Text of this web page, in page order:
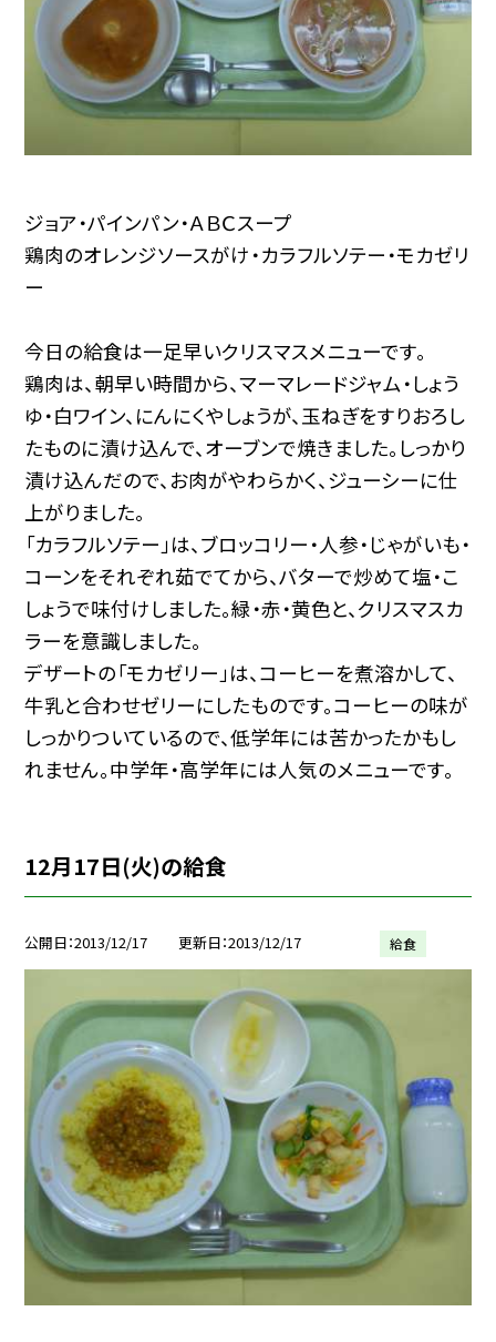
ジョア・パインパン・ＡＢＣスープ
鶏肉のオレンジソースがけ・カラフルソテー・モカゼリ
ー
今日の給食は一足早いクリスマスメニューです。
鶏肉は、朝早い時間から、マーマレードジャム・しょう
ゆ・白ワイン、にんにくやしょうが、玉ねぎをすりおろし
たものに漬け込んで、オーブンで焼きました。しっかり
漬け込んだので、お肉がやわらかく、ジューシーに仕
上がりました。
「カラフルソテー」は、ブロッコリー・人参・じゃがいも・
コーンをそれぞれ茹でてから、バターで炒めて塩・こ
しょうで味付けしました。緑・赤・黄色と、クリスマスカ
ラーを意識しました。
デザートの「モカゼリー」は、コーヒーを煮溶かして、
牛乳と合わせゼリーにしたものです。コーヒーの味が
しっかりついているので、低学年には苦かったかもし
れません。中学年・高学年には人気のメニューです。
12月17日(火)の給食
公開日 2013/12/17 更新日 2013/12/17 給食